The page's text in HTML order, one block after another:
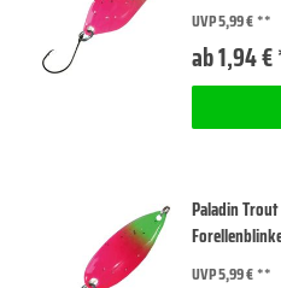
UVP 5,99 €
ab 1,94
Paladin
UVP 5,99 €